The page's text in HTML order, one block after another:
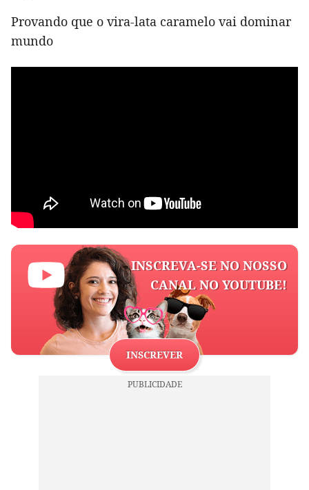
Provando que o vira-lata caramelo vai dominar
mundo
INSCREVA-SE NO NOSSO
CANAL NO YOUTUBE!
INSCREVER